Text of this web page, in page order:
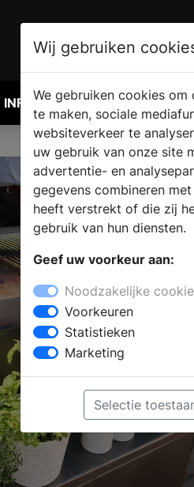
INFORMATIE AANVRAGEN
Wij gebruiken
We gebruiken cookies
te maken, sociale
websiteverkeer te
uw gebruik van onze site
advertentie- en
gegevens combineren
heeft verstrekt of die zij
gebruik van hun diensten.
Geef uw voorkeur aan:
Noodzakelijke
Voorkeuren
Statistieken
Marketing
Selectie